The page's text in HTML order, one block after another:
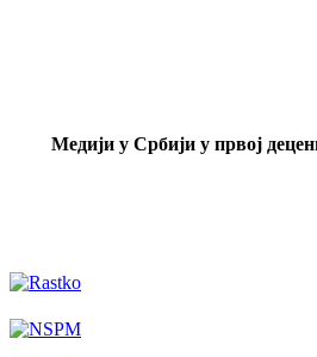
Mедији у Србији у првој